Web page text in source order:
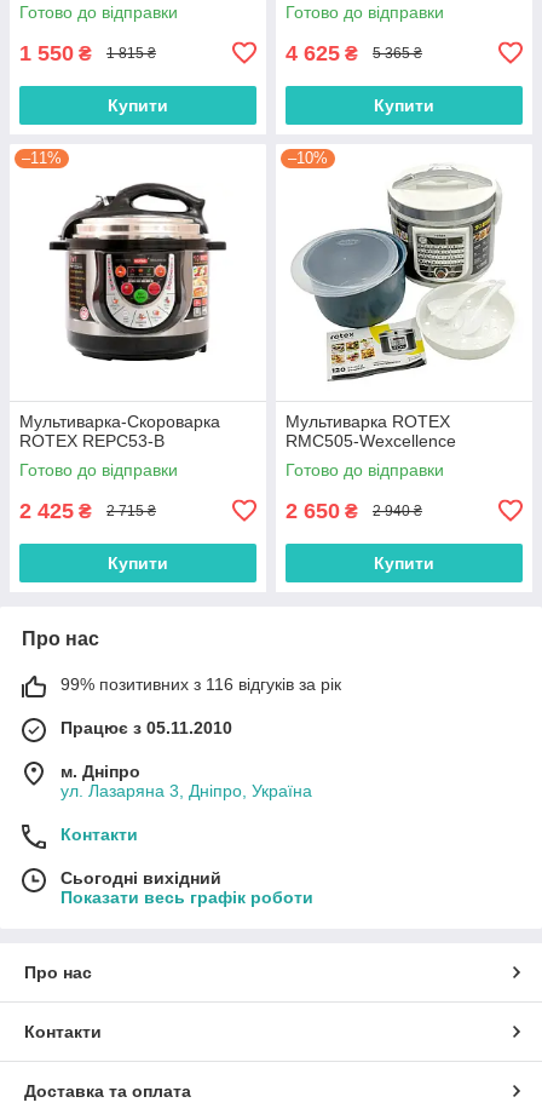
Готово до відправки
1 550 ₴ 1 815 ₴
Купити
Готово до відправки
4 625 ₴ 5 365 ₴
Купити
–11%
Мультиварка-Скороварка
ROTEX REPC53-B
Готово до відправки
2 425 ₴ 2 715 ₴
Купити
–10%
Мультиварка ROTEX
RMC505-Wexcellence
Готово до відправки
2 650 ₴ 2 940 ₴
Купити
Про нас
99% позитивних з 116 відгуків за рік
Працює з 05.11.2010
м. Дніпро
ул. Лазаряна 3, Дніпро, Україна
Контакти
Сьогодні вихідний
Показати весь графік роботи
Про нас
Контакти
Доставка та оплата